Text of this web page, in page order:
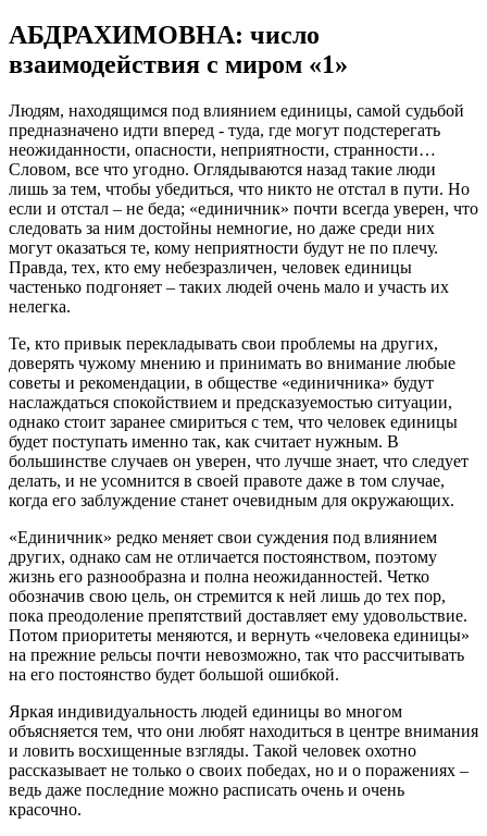
АБДРАХИМОВНА: число
взаимодействия с миром «1»
Людям, находящимся под влиянием единицы, самой судьбой
предназначено идти вперед - туда, где могут подстерегать
неожиданности, опасности, неприятности, странности…
Словом, все что угодно. Оглядываются назад такие люди
лишь за тем, чтобы убедиться, что никто не отстал в пути. Но
если и отстал – не беда; «единичник» почти всегда уверен, что
следовать за ним достойны немногие, но даже среди них
могут оказаться те, кому неприятности будут не по плечу.
Правда, тех, кто ему небезразличен, человек единицы
частенько подгоняет – таких людей очень мало и участь их
нелегка.
Те, кто привык перекладывать свои проблемы на других,
доверять чужому мнению и принимать во внимание любые
советы и рекомендации, в обществе «единичника» будут
наслаждаться спокойствием и предсказуемостью ситуации,
однако стоит заранее смириться с тем, что человек единицы
будет поступать именно так, как считает нужным. В
большинстве случаев он уверен, что лучше знает, что следует
делать, и не усомнится в своей правоте даже в том случае,
когда его заблуждение станет очевидным для окружающих.
«Единичник» редко меняет свои суждения под влиянием
других, однако сам не отличается постоянством, поэтому
жизнь его разнообразна и полна неожиданностей. Четко
обозначив свою цель, он стремится к ней лишь до тех пор,
пока преодоление препятствий доставляет ему удовольствие.
Потом приоритеты меняются, и вернуть «человека единицы»
на прежние рельсы почти невозможно, так что рассчитывать
на его постоянство будет большой ошибкой.
Яркая индивидуальность людей единицы во многом
объясняется тем, что они любят находиться в центре внимания
и ловить восхищенные взгляды. Такой человек охотно
рассказывает не только о своих победах, но и о поражениях –
ведь даже последние можно расписать очень и очень
красочно.